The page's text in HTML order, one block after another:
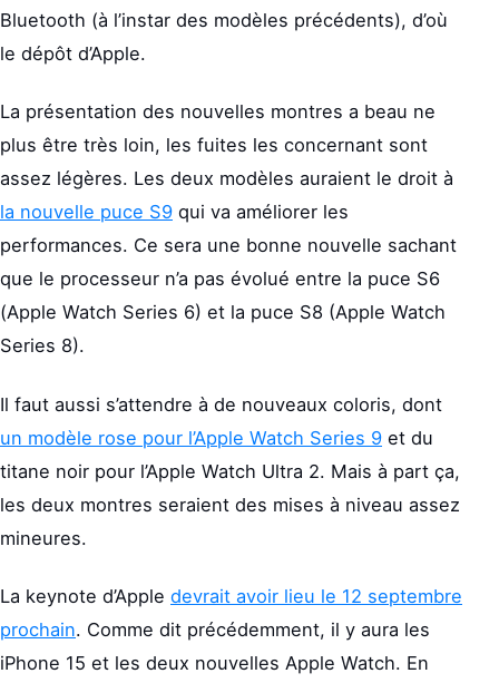
Bluetooth (à l’instar des modèles précédents), d’où
le dépôt d’Apple.
La présentation des nouvelles montres a beau ne
plus être très loin, les fuites les concernant sont
assez légères. Les deux modèles auraient le droit à
la nouvelle puce S9 qui va améliorer les
performances. Ce sera une bonne nouvelle sachant
que le processeur n’a pas évolué entre la puce S6
(Apple Watch Series 6) et la puce S8 (Apple Watch
Series 8).
Il faut aussi s’attendre à de nouveaux coloris, dont
un modèle rose pour l’Apple Watch Series 9 et du
titane noir pour l’Apple Watch Ultra 2. Mais à part ça,
les deux montres seraient des mises à niveau assez
mineures.
La keynote d’Apple devrait avoir lieu le 12 septembre
prochain. Comme dit précédemment, il y aura les
iPhone 15 et les deux nouvelles Apple Watch. En